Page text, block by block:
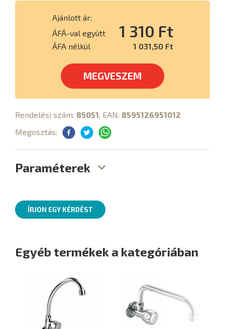
Ajánlott ár:
ÁFÁ-val együtt
1 310 Ft
ÁFA nélkül 1 031,50 Ft
MEGVESZEM
Rendelési szám: 85051, EAN: 8595126951012
Megosztás:
Paraméterek
ÍRJON EGY KÉRDÉST
Egyéb termékek a kategóriában